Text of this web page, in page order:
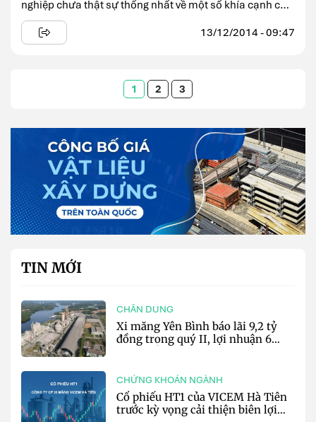
nghiệp chưa thật sự thống nhất về một số khía cạnh của
công ...
13/12/2014 - 09:47
1 2 3
TIN MỚI
CHÂN DUNG
Xi măng Yên Bình báo lãi 9,2 tỷ
đồng trong quý II, lợi nhuận 6
CHỨNG KHOÁN NGÀNH
Cổ phiếu HT1 của VICEM Hà Tiên
trước kỳ vọng cải thiện biên lợi